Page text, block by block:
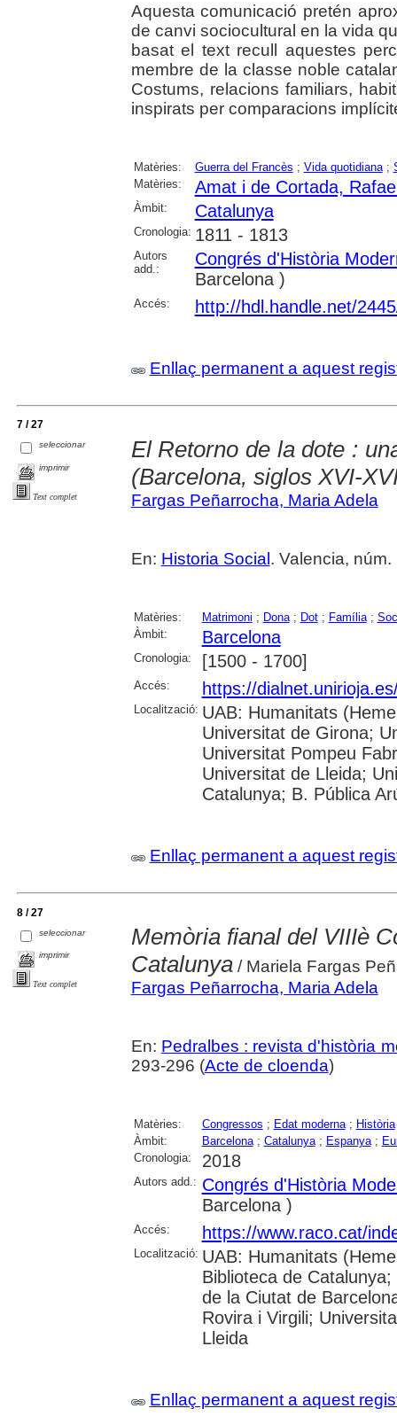
Aquesta comunicació pretén
de canvi sociocultural en la vida
basat el text recull aquestes
membre de la classe noble
Costums, relacions familiars,
inspirats per comparacions
Matèries: Guerra del Francès ; Vida quotidiana;
Matèries:
Amat i de Cortada,
Àmbit: Catalunya
Cronologia: 1811 - 1813
Autors
add.:
Congrés d'Història
Barcelona )
Accés: http://hdl.handle.net/
Enllaç permanent a aquest
7 / 27
seleccionar
imprimir
Text complet
El Retorno de la dote :
(Barcelona, siglos XVI-
Fargas Peñarrocha, Maria Adela
En: Historia Social. Valencia,
Matèries: Matrimoni ; Dona; Dot; Família;
Àmbit:
Barcelona
Cronologia: [1500 - 1700]
Accés: https://
Localització: UAB: Humanitats
Universitat de Girona;
Universitat Pompeu
Universitat de Lleida;
Catalunya; B. Pública
Enllaç permanent a aquest
8 / 27
seleccionar
imprimir
Text complet
Memòria fianal del VIIIè
Catalunya/ Mariela Fargas
Fargas Peñarrocha, Maria Adela
En: Pedralbes : revista d'història
293-296 (Acte de cloenda)
Matèries: Congressos ; Edat moderna; Història
Àmbit:
Barcelona; Catalunya; Espanya;
Cronologia:
2018
Autors add.: Congrés d'Història
Barcelona )
Accés: https://www.raco.cat/
Localització: UAB: Humanitats
Biblioteca de
de la Ciutat de
Rovira i Virgili;
Lleida
Enllaç permanent a aquest